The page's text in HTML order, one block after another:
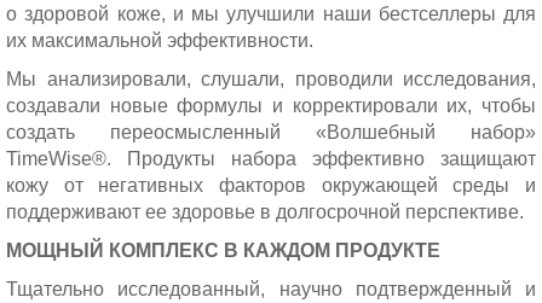
о здоровой коже, и мы улучшили наши бестселлеры для
их максимальной эффективности.
Мы анализировали, слушали, проводили исследования,
создавали новые формулы и корректировали их, чтобы
создать переосмысленный «Волшебный набор»
TimeWise®. Продукты набора эффективно защищают
кожу от негативных факторов окружающей среды и
поддерживают ее здоровье в долгосрочной перспективе.
МОЩНЫЙ КОМПЛЕКС В КАЖДОМ ПРОДУКТЕ
Тщательно исследованный, научно подтвержденный и